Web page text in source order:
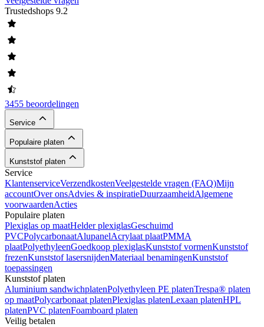
Trustedshops 9.2
3455 beoordelingen
Service
Populaire platen
Kunststof platen
Service
KlantenserviceVerzendkostenVeelgestelde vragen (FAQ)Mijn
accountOver onsAdvies & inspiratieDuurzaamheidAlgemene
voorwaardenActies
Populaire platen
Plexiglas op maatHelder plexiglasGeschuimd
PVCPolycarbonaatAlupanelAcrylaat plaatPMMA
plaatPolyethyleenGoedkoop plexiglasKunststof vormenKunststof
frezenKunststof lasersnijdenMateriaal benamingenKunststof
toepassingen
Kunststof platen
Aluminium sandwichplatenPolyethyleen PE platenTrespa® platen
op maatPolycarbonaat platenPlexiglas platenLexaan platenHPL
platenPVC platenFoamboard platen
Veilig betalen